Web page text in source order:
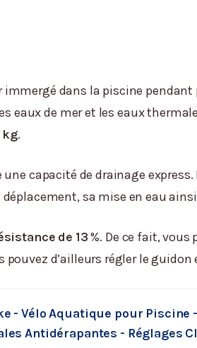
dans la piscine
eaux de mer et les eaux
kg.
capacité de drainage
sa mise en eau
de 13%. De ce fait,
pouvez d’ailleurs régler le
- Vélo Aquatique pour
Antidérapantes - Réglages